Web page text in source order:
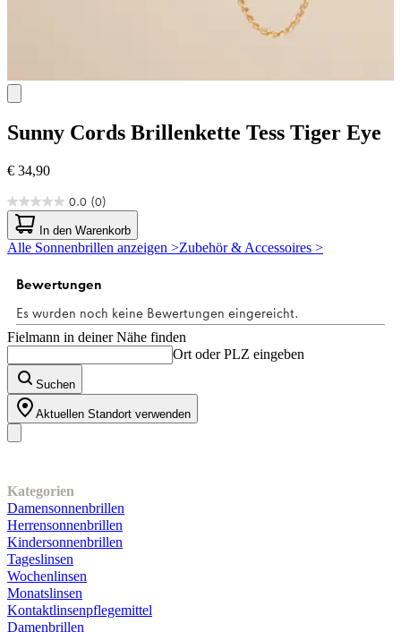
Sunny Cords Brillenkette Tess Tiger Eye
€ 34,90
0.0 (0)
0.0
von
5
Sternen.
In den Warenkorb
Alle Sonnenbrillen anzeigen >Zubehör & Accessoires >
Fielmann in deiner Nähe finden
Ort oder PLZ eingeben
Suchen
Aktuellen Standort verwenden
Kategorien
Damensonnenbrillen
Herrensonnenbrillen
Kindersonnenbrillen
Tageslinsen
Wochenlinsen
Monatslinsen
Kontaktlinsenpflegemittel
Damenbrillen